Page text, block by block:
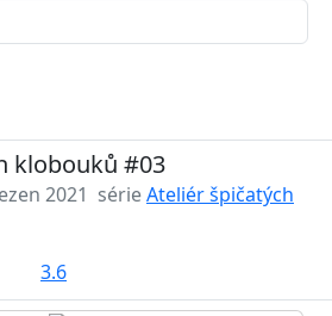
klobouků #03
2021 sérieAteliér špičatých
3.6